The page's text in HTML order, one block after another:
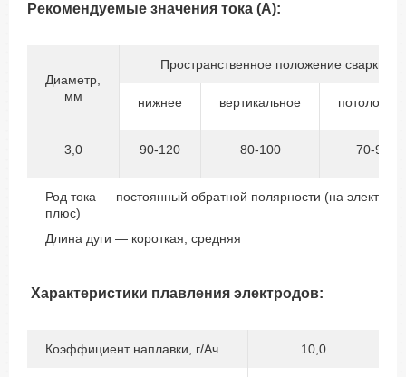
Рекомендуемые значения тока (А):
Диаметр,
мм
Пространственное положение сварки
нижнее вертикальное
3,0 90-120 80-100 70-90
Род тока — постоянный обратной полярности (на
плюс)
Длина дуги — короткая, средняя
Характеристики плавления электродов:
Коэффициент наплавки, г/Ач 10,0